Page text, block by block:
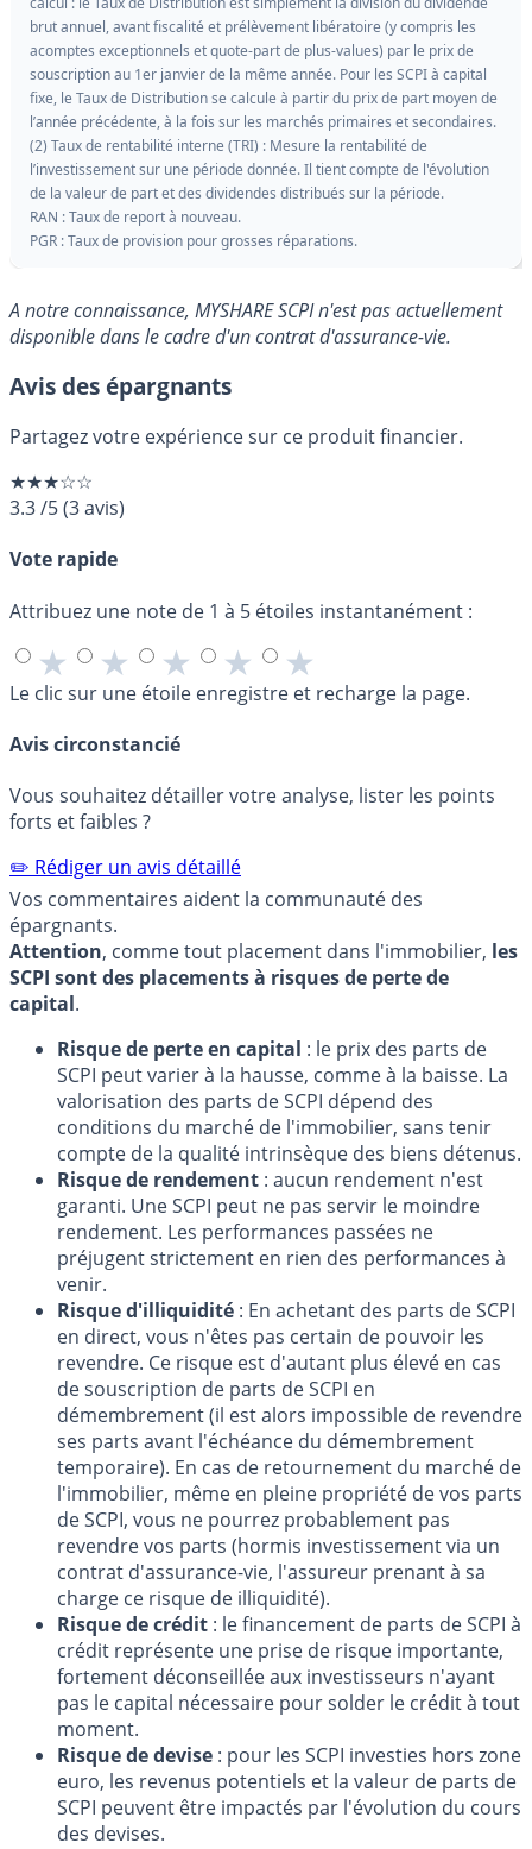
brut annuel, avant fiscalité et prélèvement libératoire (y compris les
acomptes exceptionnels et quote-part de plus-values) par le prix de
souscription au 1er janvier de la même année. Pour les SCPI à capital
fixe, le Taux de Distribution se calcule à partir du prix de part moyen de
l’année précédente, à la fois sur les marchés primaires et secondaires.
(2) Taux de rentabilité interne (TRI) : Mesure la rentabilité de
l’investissement sur une période donnée. Il tient compte de l'évolution
de la valeur de part et des dividendes distribués sur la période.
RAN : Taux de report à nouveau.
PGR : Taux de provision pour grosses réparations.
A notre connaissance, MYSHARE SCPI n'est pas actuellement
disponible dans le cadre d'un contrat d'assurance-vie.
Avis des épargnants
Partagez votre expérience sur ce produit financier.
★★★☆☆
3.3/5(3avis)
Vote rapide
Attribuez une note de 1 à 5 étoiles instantanément :
★ ★ ★ ★ ★
Le clic sur une étoile enregistre et recharge la page.
Avis circonstancié
Vous souhaitez détailler votre analyse, lister les points
forts et faibles ?
✏️ Rédiger un avis détaillé
Vos commentaires aident la communauté des
épargnants.
Attention, comme tout placement dans l'immobilier, les
SCPI sont des placements à risques de perte de
capital.
Risque de perte en capital : le prix des parts de
SCPI peut varier à la hausse, comme à la baisse. La
valorisation des parts de SCPI dépend des
conditions du marché de l'immobilier, sans tenir
compte de la qualité intrinsèque des biens détenus.
Risque de rendement : aucun rendement n'est
garanti. Une SCPI peut ne pas servir le moindre
rendement. Les performances passées ne
préjugent strictement en rien des performances à
venir.
Risque d'illiquidité : En achetant des parts de SCPI
en direct, vous n'êtes pas certain de pouvoir les
revendre. Ce risque est d'autant plus élevé en cas
de souscription de parts de SCPI en
démembrement (il est alors impossible de revendre
ses parts avant l'échéance du démembrement
temporaire). En cas de retournement du marché de
l'immobilier, même en pleine propriété de vos parts
de SCPI, vous ne pourrez probablement pas
revendre vos parts (hormis investissement via un
contrat d'assurance-vie, l'assureur prenant à sa
charge ce risque de illiquidité).
Risque de crédit : le financement de parts de SCPI à
crédit représente une prise de risque importante,
fortement déconseillée aux investisseurs n'ayant
pas le capital nécessaire pour solder le crédit à tout
moment.
Risque de devise : pour les SCPI investies hors zone
euro, les revenus potentiels et la valeur de parts de
SCPI peuvent être impactés par l'évolution du cours
des devises.